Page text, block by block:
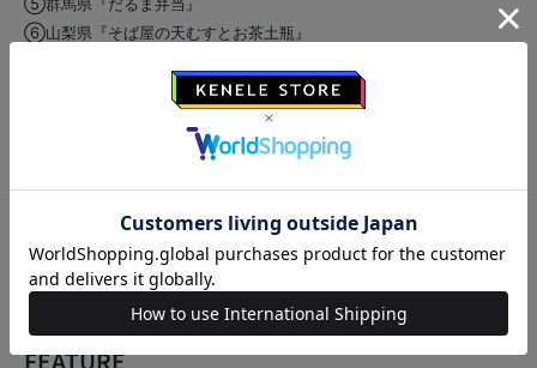
⑥山梨県『そば屋の天むすとお茶土瓶』
企画・販売元：株式会社JR東日本リテールネット
企画制作・発売元：株式会社ケンエレファント
こちらの商品もいかがですか
FEATURE